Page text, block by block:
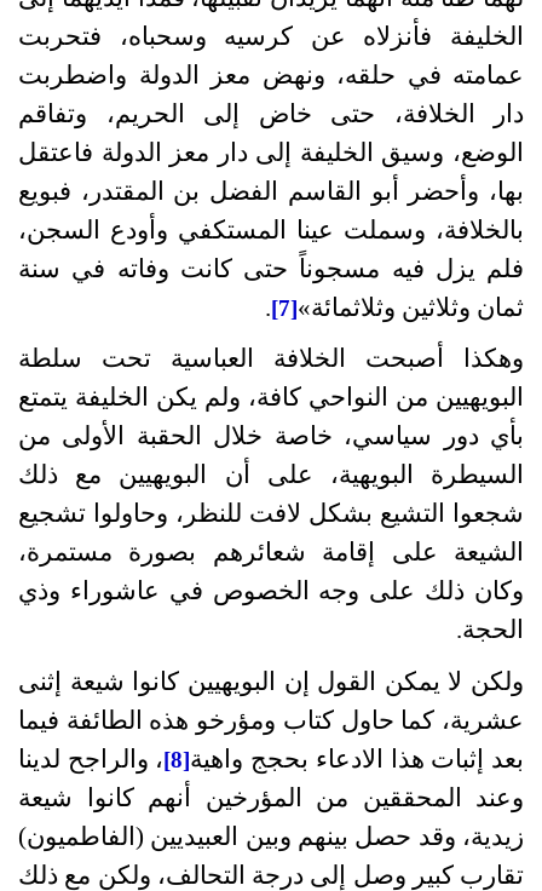
الخليفة فأنزلاه عن كرسيه وسحباه، فتحربت
عمامته في حلقه، ونهض معز الدولة واضطربت
دار الخلافة، حتى خاض إلى الحريم، وتفاقم
الوضع، وسيق الخليفة إلى دار معز الدولة فاعتقل
بها، وأحضر أبو القاسم الفضل بن المقتدر، فبويع
بالخلافة، وسملت عينا المستكفي وأودع السجن،
فلم يزل فيه مسجوناً حتى كانت وفاته في سنة
ثمان وثلاثين وثلاثمائة»
[7]
.
وهكذا أصبحت الخلافة العباسية تحت سلطة
البويهيين من النواحي كافة، ولم يكن الخليفة يتمتع
بأي دور سياسي، خاصة خلال الحقبة الأولى من
السيطرة البويهية، على أن البويهيين مع ذلك
شجعوا التشيع بشكل لافت للنظر، وحاولوا تشجيع
الشيعة على إقامة شعائرهم بصورة مستمرة،
وكان ذلك على وجه الخصوص في عاشوراء وذي
الحجة.
ولكن لا يمكن القول إن البويهيين كانوا شيعة إثنى
عشرية، كما حاول كتاب ومؤرخو هذه الطائفة فيما
بعد إثبات هذا الادعاء بحجج واهية[8]
، والراجح لدينا
وعند المحققين من المؤرخين أنهم كانوا شيعة
زيدية، وقد حصل بينهم وبين العبيديين ( الفاطميون)
تقارب كبير وصل إلى درجة التحالف، ولكن مع ذلك